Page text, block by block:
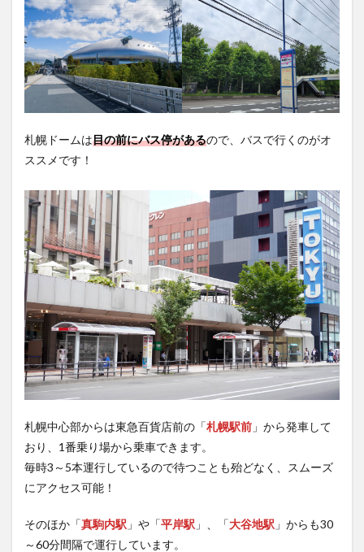
札幌ドームは目の前にバス停があるので、バスで行くのがオ
ススメです！
札幌中心部からは東急百貨店前の「札幌駅前 」から発車して
おり、1番乗り場から乗車できます。
毎時3～5本運行しているので待つことも殆どなく、スムーズ
にアクセス可能！
そのほか「真駒内駅 」や「平岸駅 」、「大谷地駅 」からも30
～60分間隔で運行しています。